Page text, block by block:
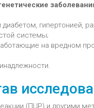
гипертонией,
системы;
на вредном
(ПЦР) и другими